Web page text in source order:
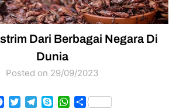
Dari Berbagai Negara Di
Dunia
Posted on 29/09/2023
Facebook
TwitterTelegram
SkypeWhatsApp
Share